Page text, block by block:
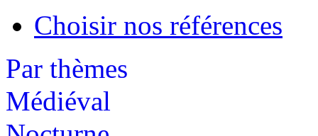
Choisir nos références
Par thèmes
Médiéval